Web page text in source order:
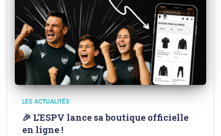
LES ACTUALITÉS
🎉 L’ESPV lance sa boutique officielle
en ligne !